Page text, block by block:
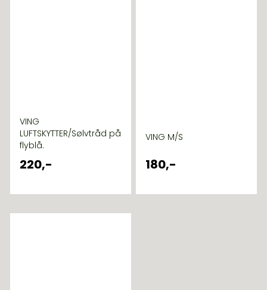
VING
LUFTSKYTTER/Sølvtråd på
flyblå.
220,-
VING M/S
180,-